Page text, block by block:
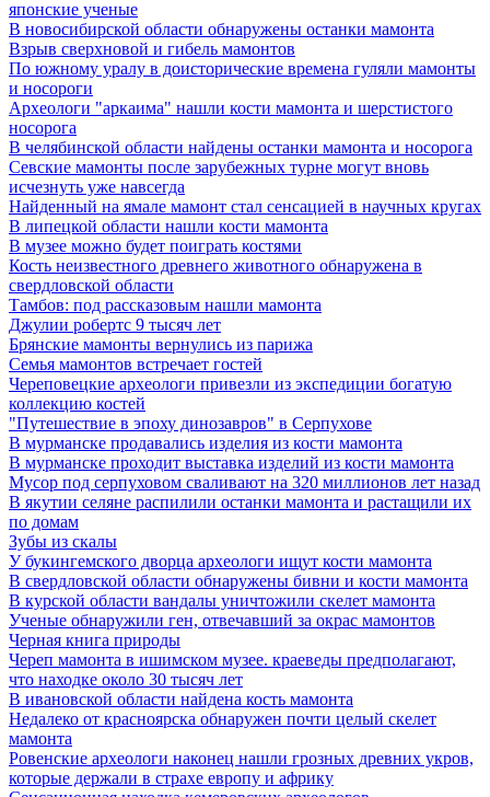
японские ученые
В новосибирской области обнаружены останки мамонта
Взрыв сверхновой и гибель мамонтов
По южному уралу в доисторические времена гуляли мамонты
и носороги
Археологи "аркаима" нашли кости мамонта и шерстистого
носорога
В челябинской области найдены останки мамонта и носорога
Севские мамонты после зарубежных турне могут вновь
исчезнуть уже навсегда
Найденный на ямале мамонт стал сенсацией в научных кругах
В липецкой области нашли кости мамонта
В музее можно будет поиграть костями
Кость неизвестного древнего животного обнаружена в
свердловской области
Тамбов: под рассказовым нашли мамонта
Джулии робертс 9 тысяч лет
Брянские мамонты вернулись из парижа
Семья мамонтов встречает гостей
Череповецкие археологи привезли из экспедиции богатую
коллекцию костей
"Путешествие в эпоху динозавров" в Серпухове
В мурманске продавались изделия из кости мамонта
В мурманске проходит выставка изделий из кости мамонта
Мусор под cерпуховом сваливают на 320 миллионов лет назад
В якутии селяне распилили останки мамонта и растащили их
по домам
Зубы из скалы
У букингемского дворца археологи ищут кости мамонта
В свердловской области обнаружены бивни и кости мамонта
В курской области вандалы уничтожили скелет мамонта
Ученые обнаружили ген, отвечавший за окрас мамонтов
Черная книга природы
Череп мамонта в ишимском музее. краеведы предполагают,
что находке около 30 тысяч лет
В ивановской области найдена кость мамонта
Недалеко от красноярска обнаружен почти целый скелет
мамонта
Ровенские археологи наконец нашли грозных древних укров,
которые держали в страхе европу и африку